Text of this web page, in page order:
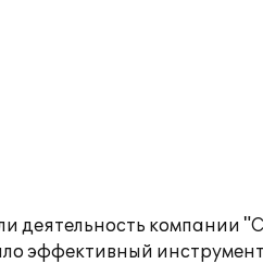
деятельность компании
эффективный